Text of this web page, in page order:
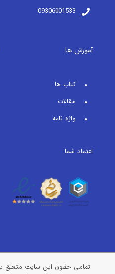
09306001533
آموزش ها
کتاب ها
مقالات
واژه نامه
اعتماد شما
تمامی حقوق این سایت متعلق